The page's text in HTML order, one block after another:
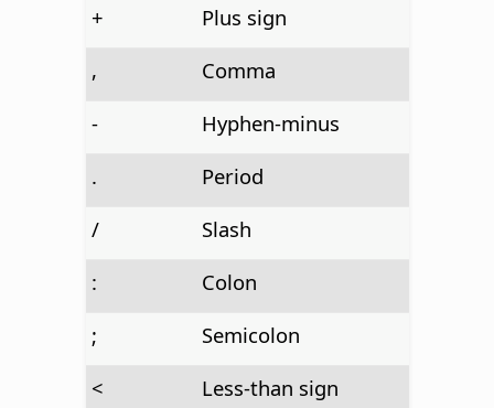
+
Plus sign
,
Comma
-
Hyphen-minus
.
Period
/
Slash
:
Colon
;
Semicolon
<
Less-than sign